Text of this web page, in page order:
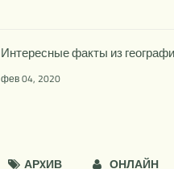
Интересные факты из
фев 04, 2020
АРXИВ ОНЛАЙН